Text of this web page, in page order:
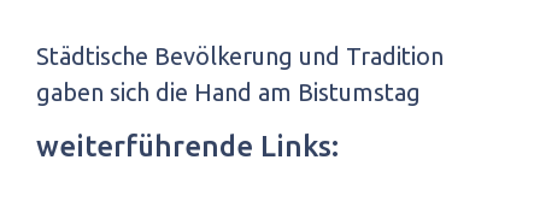
Städtische Bevölkerung und Tradition
gaben sich die Hand am Bistumstag
weiterführende Links: